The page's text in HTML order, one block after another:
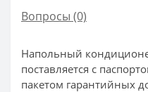
Вопросы (0)
Напольный
поставляется с
пакетом гарантийных